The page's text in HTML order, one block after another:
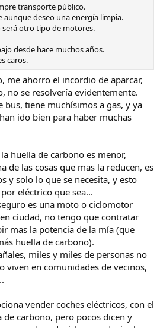
transporte público.
aunque deseo una energía limpia.
otro tipo de motores.
desde hace muchos años.
caros.
me ahorro el incordio de aparcar,
no se resolvería evidentemente.
bus, tiene muchísimos a gas, y ya
ido bien para haber muchas
huella de carbono es menor,
de las cosas que mas la reducen, es
y solo lo que se necesita, y esto
eléctrico que sea...
es una moto o ciclomotor
ciudad, no tengo que contratar
mas la potencia de la mía (que
huella de carbono).
miles y miles de personas no
viven en comunidades de vecinos,
vender coches eléctricos, con el
carbono, pero pocos dicen y